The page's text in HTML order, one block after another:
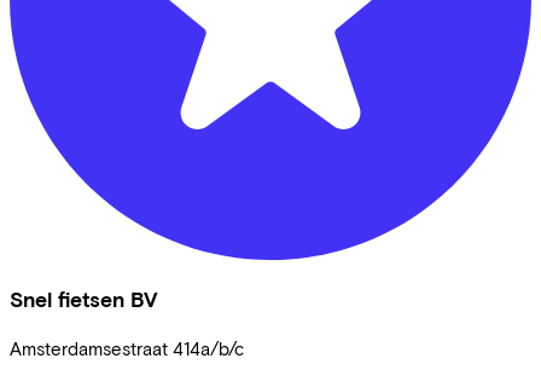
Snel fietsen BV
Amsterdamsestraat 414a/b/c